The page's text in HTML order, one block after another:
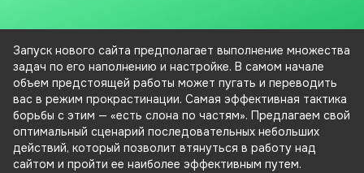
Запуск нового сайта предполагает выполнение множества
задач по его наполнению и настройке. В самом начале
объем предстоящей работы может пугать и переводить
вас в режим прокрастинации. Самая эффективная тактика
борьбы с этим — «есть слона по частям». Предлагаем свой
оптимальный сценарий последовательных небольших
действий, который позволит втянуться в работу над
сайтом и пройти ее наиболее эффективным путем.